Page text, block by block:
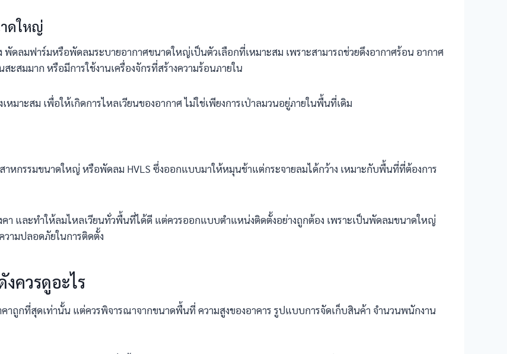
ดใหญ่
พัดลมฟาร์มหรือพัดลมระบายอากาศขนาดใหญ่เป็นตัวเลือกที่เหมาะสม เพราะสามารถช่วยดึงอากาศร้อน อากาศ
สมมาก หรือมีการใช้งานเครื่องจักรที่สร้างความร้อนภายใน
หมาะสม เพื่อให้เกิดการไหลเวียนของอากาศ ไม่ใช่เพียงการเป่าลมวนอยู่ภายในพื้นที่เดิม
หกรรมขนาดใหญ่ หรือพัดลม HVLS ซึ่งออกแบบมาให้หมุนช้าแต่กระจายลมได้กว้าง เหมาะกับพื้นที่ที่ต้องการ
และทำให้ลมไหลเวียนทั่วพื้นที่ได้ดี แต่ควรออกแบบตำแหน่งติดตั้งอย่างถูกต้อง เพราะเป็นพัดลมขนาดใหญ่
วามปลอดภัยในการติดตั้ง
ควรดูอะไร
าถูกที่สุดเท่านั้น แต่ควรพิจารณาจากขนาดพื้นที่ ความสูงของอาคาร รูปแบบการจัดเก็บสินค้า จำนวนพนักงาน